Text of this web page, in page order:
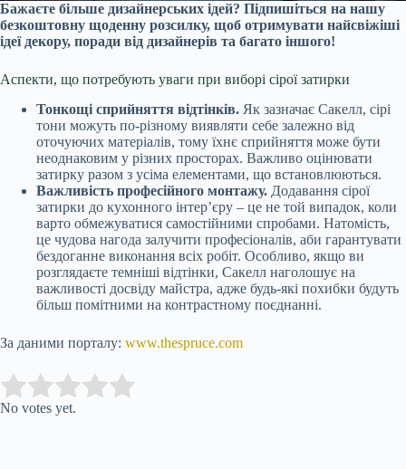
Бажаєте більше дизайнерських ідей? Підпишіться на нашу
безкоштовну щоденну розсилку, щоб отримувати найсвіжіші
ідеї декору, поради від дизайнерів та багато іншого!
Аспекти, що потребують уваги при виборі сірої затирки
Тонкощі сприйняття відтінків. Як зазначає Сакелл, сірі
тони можуть по-різному виявляти себе залежно від
оточуючих матеріалів, тому їхнє сприйняття може бути
неоднаковим у різних просторах. Важливо оцінювати
затирку разом з усіма елементами, що встановлюються.
Важливість професійного монтажу. Додавання сірої
затирки до кухонного інтер’єру – це не той випадок, коли
варто обмежуватися самостійними спробами. Натомість,
це чудова нагода залучити професіоналів, аби гарантувати
бездоганне виконання всіх робіт. Особливо, якщо ви
розглядаєте темніші відтінки, Сакелл наголошує на
важливості досвіду майстра, адже будь-які похибки будуть
більш помітними на контрастному поєднанні.
За даними порталу: www.thespruce.com
Rate this item:
No votes yet.